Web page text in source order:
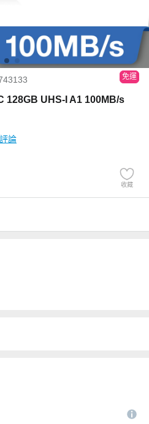
免運
128GB UHS-I A1 100MB/s
論
收藏